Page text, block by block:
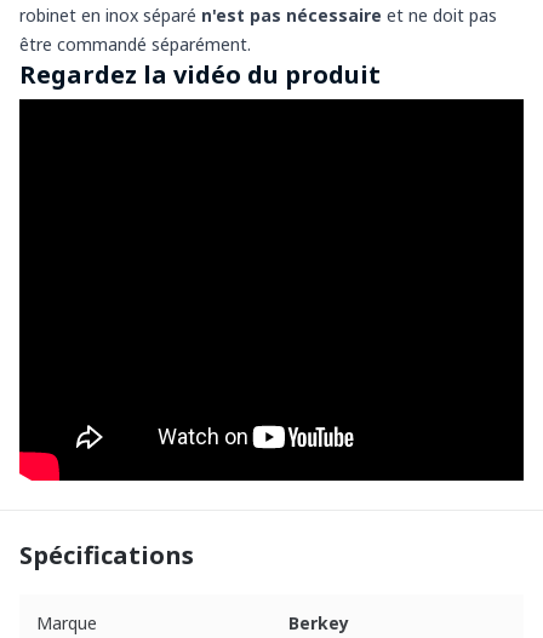
robinet en inox séparé n'est pas nécessaire et ne doit pas
être commandé séparément.
Regardez la vidéo du produit
Spécifications
Marque Berkey